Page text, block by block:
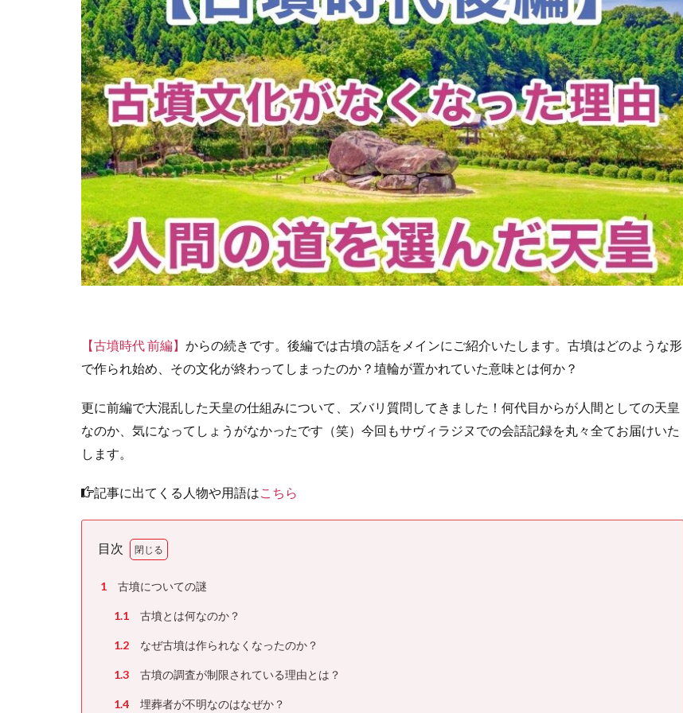
【古墳時代 前編】 からの続きです。後編では古墳の話をメインにご紹介いたします。古墳はどのような形
で作られ始め、その文化が終わってしまったのか？埴輪が置かれていた意味とは何か？
更に前編で大混乱した天皇の仕組みについて、ズバリ質問してきました！何代目からが人間としての天皇
なのか、気になってしょうがなかったです（笑）今回もサヴィラジヌでの会話記録を丸々全てお届けいた
します。
記事に出てくる人物や用語はこちら
目次
1 古墳についての謎
1.1 古墳とは何なのか？
1.2 なぜ古墳は作られなくなったのか？
1.3 古墳の調査が制限されている理由とは？
1.4 埋葬者が不明なのはなぜか？